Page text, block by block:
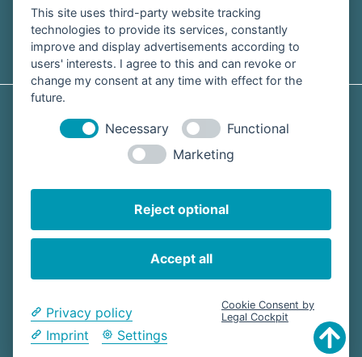
JETZT ANFRAGEN
0152-
58465905
Impressum
Cookie-Einstellungen ändern
© 2025, LöWe GbR
This site uses third-party website tracking
technologies to provide its services, constantly
improve and display advertisements according to
users' interests. I agree to this and can revoke or
change my consent at any time with effect for the
future.
Necessary
Functional
Marketing
Reject optional
Accept all
Privacy policy
Imprint
Settings
Cookie Consent by
Legal Cockpit